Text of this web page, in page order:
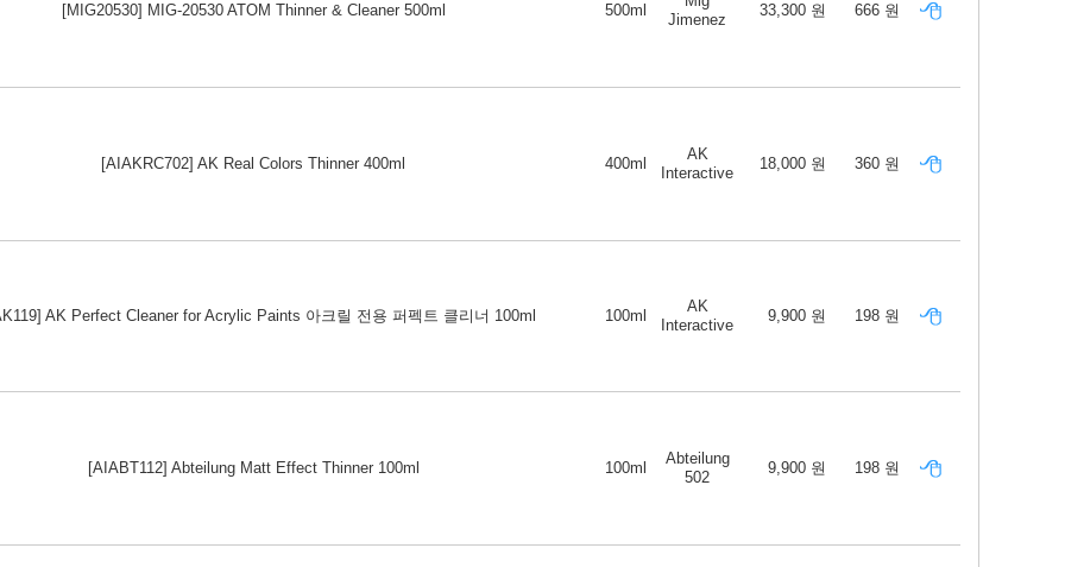
[MIG20530] MIG-20530 ATOM Thinner & Cleaner 500ml 500ml
Jimenez
33,300 원 666 원
[AIAKRC702] AK Real Colors Thinner 400ml 400ml
AK
Interactive
18,000 원 360 원
AK Perfect Cleaner for Acrylic Paints 아크릴 전용 퍼펙트 클리너 100ml 100ml
AK
Interactive
9,900 원 198 원
[AIABT112] Abteilung Matt Effect Thinner 100ml 100ml
Abteilung
502
9,900 원 198 원